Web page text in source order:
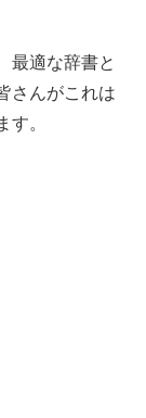
最適な辞書と
さんがこれは
す。